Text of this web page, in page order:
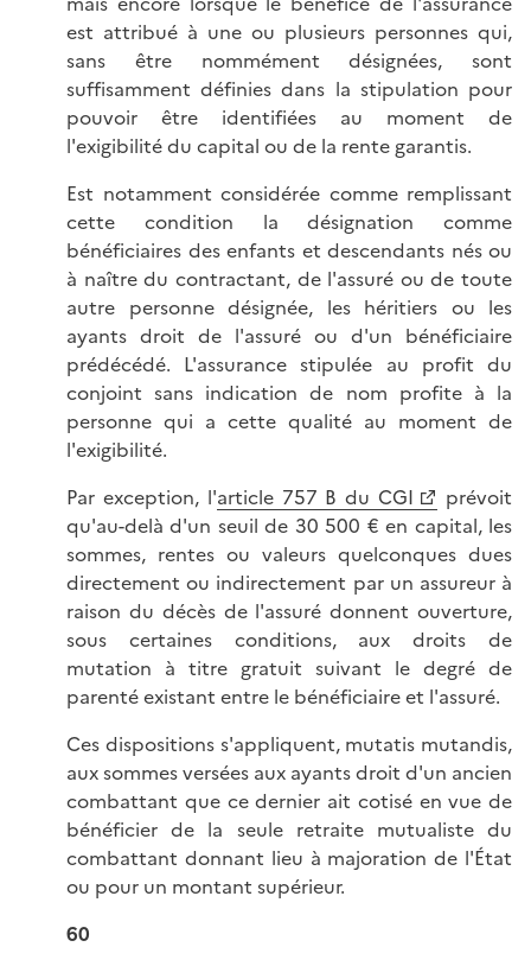
est attribué à une ou plusieurs personnes qui,
sans être nommément désignées, sont
suffisamment définies dans la stipulation pour
pouvoir être identifiées au moment de
l'exigibilité du capital ou de la rente garantis.
Est notamment considérée comme remplissant
cette condition la désignation comme
bénéficiaires des enfants et descendants nés ou
à naître du contractant, de l'assuré ou de toute
autre personne désignée, les héritiers ou les
ayants droit de l'assuré ou d'un bénéficiaire
prédécédé. L'assurance stipulée au profit du
conjoint sans indication de nom profite à la
personne qui a cette qualité au moment de
l'exigibilité.
Par exception, l'article 757 B du CGI
prévoit
qu'au-delà d'un seuil de 30 500 € en capital, les
sommes, rentes ou valeurs quelconques dues
directement ou indirectement par un assureur à
raison du décès de l'assuré donnent ouverture,
sous certaines conditions, aux droits de
mutation à titre gratuit suivant le degré de
parenté existant entre le bénéficiaire et l'assuré.
Ces dispositions s'appliquent, mutatis mutandis,
aux sommes versées aux ayants droit d'un ancien
combattant que ce dernier ait cotisé en vue de
bénéficier de la seule retraite mutualiste du
combattant donnant lieu à majoration de l'État
ou pour un montant supérieur.
60